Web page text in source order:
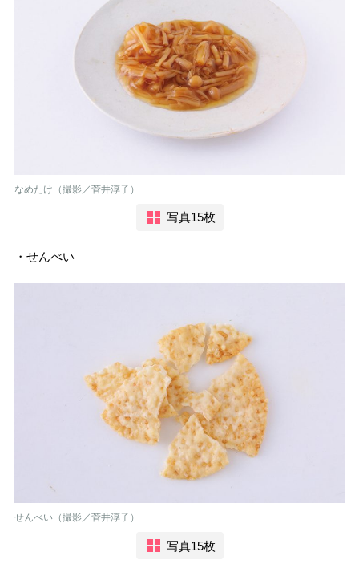
なめたけ（撮影／菅井淳子）
写真15枚
・せんべい
せんべい（撮影／菅井淳子）
写真15枚